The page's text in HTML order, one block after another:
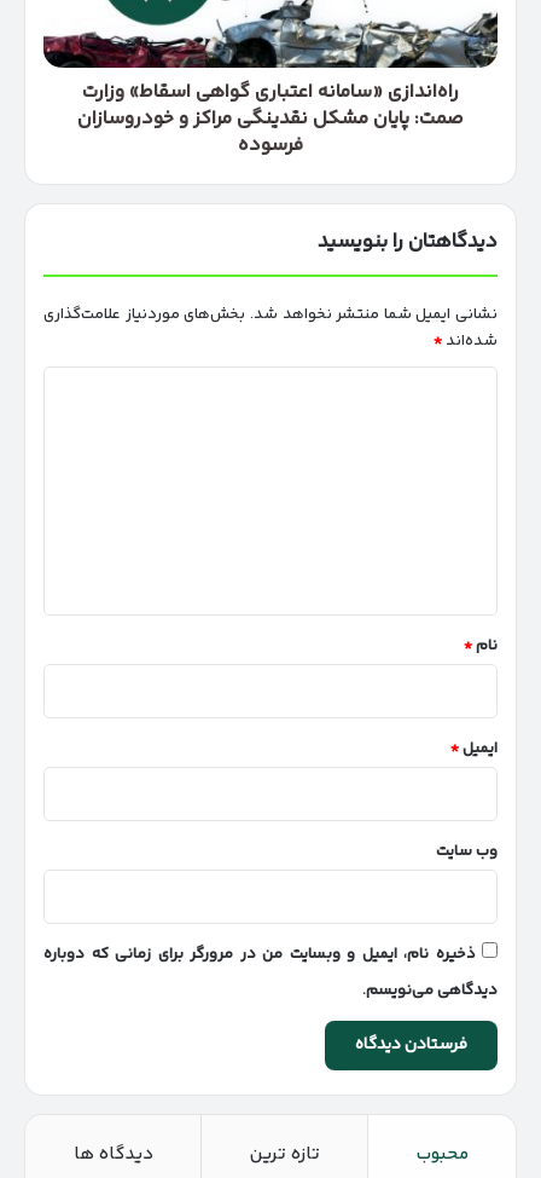
صمت:
پایان
مشکل
نقدینگی
فرسوده
راه‌اندازی «سامانه اعتباری گواهی اسقاط» وزارت
صمت: پایان مشکل نقدینگی مراکز و خودروسازان
فرسوده
دیدگاهتان را بنویسید
نشانی ایمیل شما منتشر نخواهد شد. بخش‌های موردنیاز علامت‌گذاری
شده‌اند *
نام*
ایمیل*
وب‌ سایت
ذخیره نام، ایمیل و وبسایت من در مرورگر برای زمانی که دوباره
دیدگاهی می‌نویسم.
محبوب تازه ترین دیدگاه ها